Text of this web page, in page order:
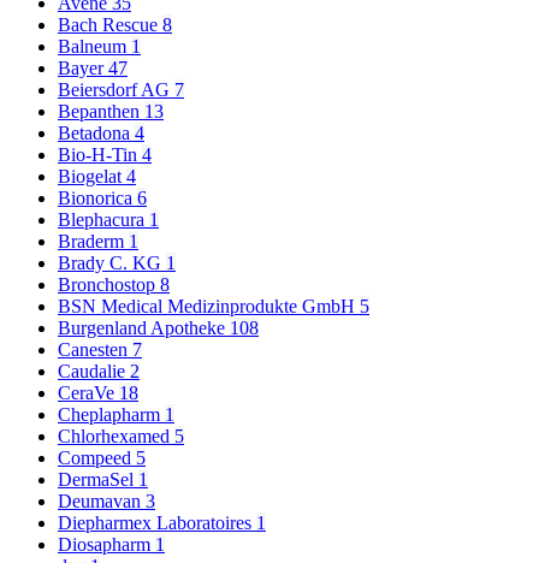
Bach Rescue 8
Balneum 1
Bayer47
Beiersdorf AG 7
Bepanthen 13
Betadona 4
Bio-H-Tin 4
Biogelat 4
Bionorica 6
Blephacura 1
Braderm 1
Brady C. KG 1
Bronchostop 8
BSN Medical Medizinprodukte GmbH 5
Burgenland Apotheke 108
Canesten 7
Caudalie 2
CeraVe 18
Cheplapharm 1
Chlorhexamed 5
Compeed 5
DermaSel 1
Deumavan 3
Diepharmex Laboratoires 1
Diosapharm 1